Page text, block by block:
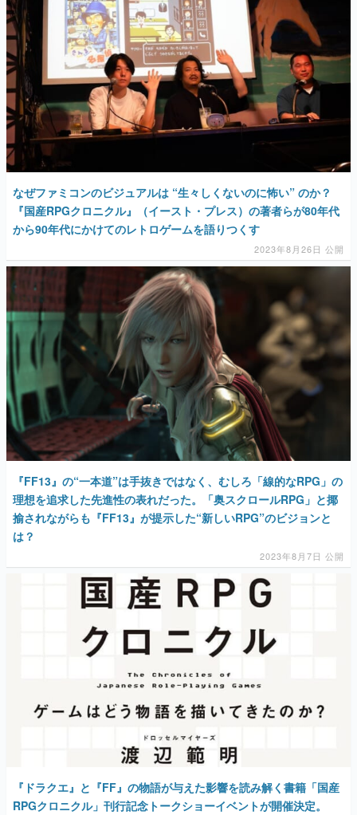
なぜファミコンのビジュアルは “生々しくないのに怖い” のか？
『国産RPGクロニクル』（イースト・プレス）の著者らが80年代
から90年代にかけてのレトロゲームを語りつくす
2023年8月26日 公開
『FF13』の“一本道”は手抜きではなく、むしろ「線的なRPG」の
理想を追求した先進性の表れだった。「奥スクロールRPG」と揶
揄されながらも『FF13』が提示した“新しいRPG”のビジョンと
は？
2023年8月7日 公開
『ドラクエ』と『FF』の物語が与えた影響を読み解く書籍「国産
RPGクロニクル」刊行記念トークショーイベントが開催決定。